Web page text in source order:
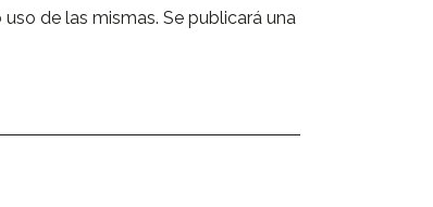
de las mismas. Se publicará una